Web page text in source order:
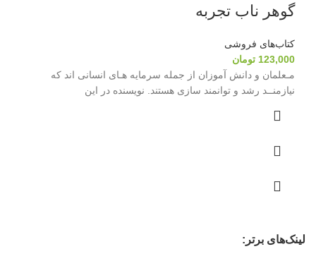
گوهر ناب تجربه
کتاب‌های فروشی
123,000 تومان
مـعلمان و دانش آموزان از جمله سرمایه هـای انسانی اند که
نیازمنــد رشد و توانمند سازی هستند. نویسنده در این
لینک‌های برتر: